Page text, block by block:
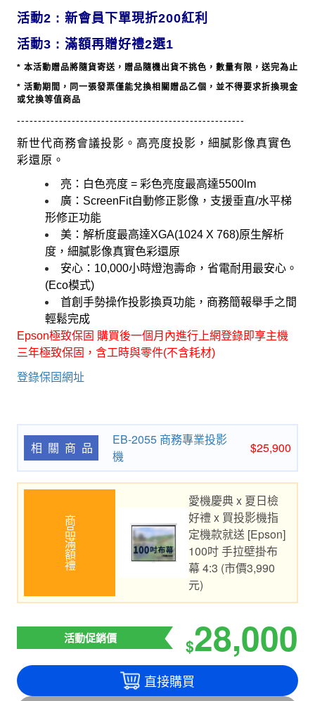
活動2 : 新會員下單現折200紅利
活動3 : 滿額再贈好禮2選1
* 本活動贈品將隨貨寄送， 贈品 隨機出貨不挑色，數量有限，送完為止
* 活動期間，同一張發票僅能兌換相關贈品乙個，並不得要求折換現金
或兌換等值商品
------------------------------------------------------
新世代商務會議投影。高亮度投影，細膩影像真實色
彩還原。
亮：白色亮度 = 彩色亮度最高達5500lm
廣：ScreenFit自動修正影像，支援垂直/水平梯
形修正功能
美：解析度最高達XGA(1024 X 768)原生解析
度，細膩影像真實色彩還原
安心：10,000小時燈泡壽命，省電耐用最安心。
(Eco模式)
首創手勢操作投影換頁功能，商務簡報舉手之間
輕鬆完成
Epson極致保固 購買後一個月內進行上網登錄即享主機
三年極致保固，含工時與零件(不含耗材)
登錄保固網址
相關商品
EB-2055 商務專業投影
機
$25,900
商品滿額禮
愛機慶典 x 夏日檢
好禮 x 買投影機指
定機款就送 [Epson]
100吋 手拉壁掛布
幕 4:3 (市價3,990
元)
活動促銷價 $28,000
直接購買